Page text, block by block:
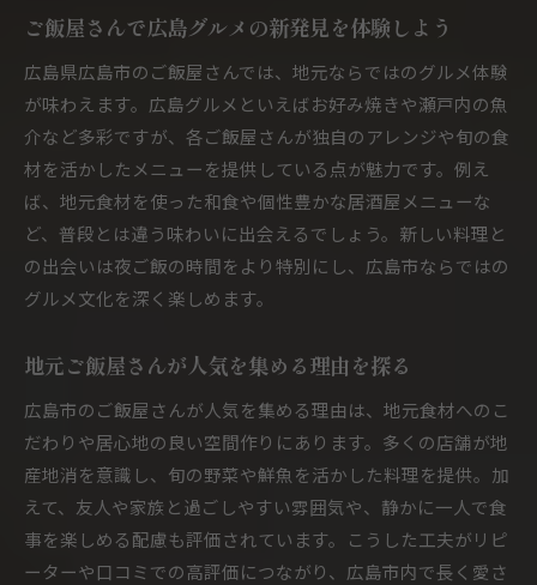
ご飯屋さん選びで迷わない夜ご飯のコツ
広島市の夜ご飯ご飯屋さん利用シーン別提案
ご飯屋さんで楽しむ広島グルメの奥深さ
ご飯屋さんで味わう広島名物料理の魅力
地元グルメを堪能できるご飯屋さんの選び方
ご飯屋さんならではの旬食材の楽しみ方
広島グルメの深さを知るご飯屋さん体験談
夜ご飯で広がるご飯屋さんのグルメ体験
ご飯屋さんで美味しさとコスパを見極めるコツ
コスパ重視ご飯屋さんランキングの活用法
ご飯屋さんでお得な夜ご飯を楽しむポイント
広島市内でコスパ抜群ご飯屋さんを見つける
広島市グルメ名物を堪能できるご飯屋さん
ご飯屋さんで堪能する広島市グルメ名物の魅力
ご飯屋さんで広島グルメの新発見を体験しよう
広島県広島市のご飯屋さんでは、地元ならではのグルメ体験
が味わえます。広島グルメといえばお好み焼きや瀬戸内の魚
介など多彩ですが、各ご飯屋さんが独自のアレンジや旬の食
材を活かしたメニューを提供している点が魅力です。例え
ば、地元食材を使った和食や個性豊かな居酒屋メニューな
ど、普段とは違う味わいに出会えるでしょう。新しい料理と
の出会いは夜ご飯の時間をより特別にし、広島市ならではの
グルメ文化を深く楽しめます。
地元ご飯屋さんが人気を集める理由を探る
広島市のご飯屋さんが人気を集める理由は、地元食材へのこ
だわりや居心地の良い空間作りにあります。多くの店舗が地
産地消を意識し、旬の野菜や鮮魚を活かした料理を提供。加
えて、友人や家族と過ごしやすい雰囲気や、静かに一人で食
事を楽しめる配慮も評価されています。こうした工夫がリピ
ーターや口コミでの高評価につながり、広島市内で長く愛さ